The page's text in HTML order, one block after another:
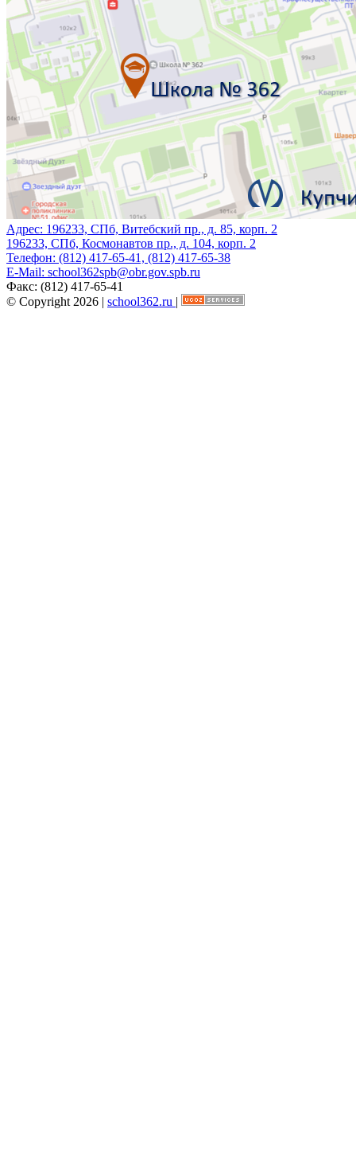
Адрес: 196233, СПб, Витебский пр., д. 85, корп. 2
196233, СПб, Космонавтов пр., д. 104, корп. 2
Телефон: (812) 417-65-41, (812) 417-65-38
E-Mail: school362spb@obr.gov.spb.ru
Факс: (812) 417-65-41
© Copyright 2026 | school362.ru |